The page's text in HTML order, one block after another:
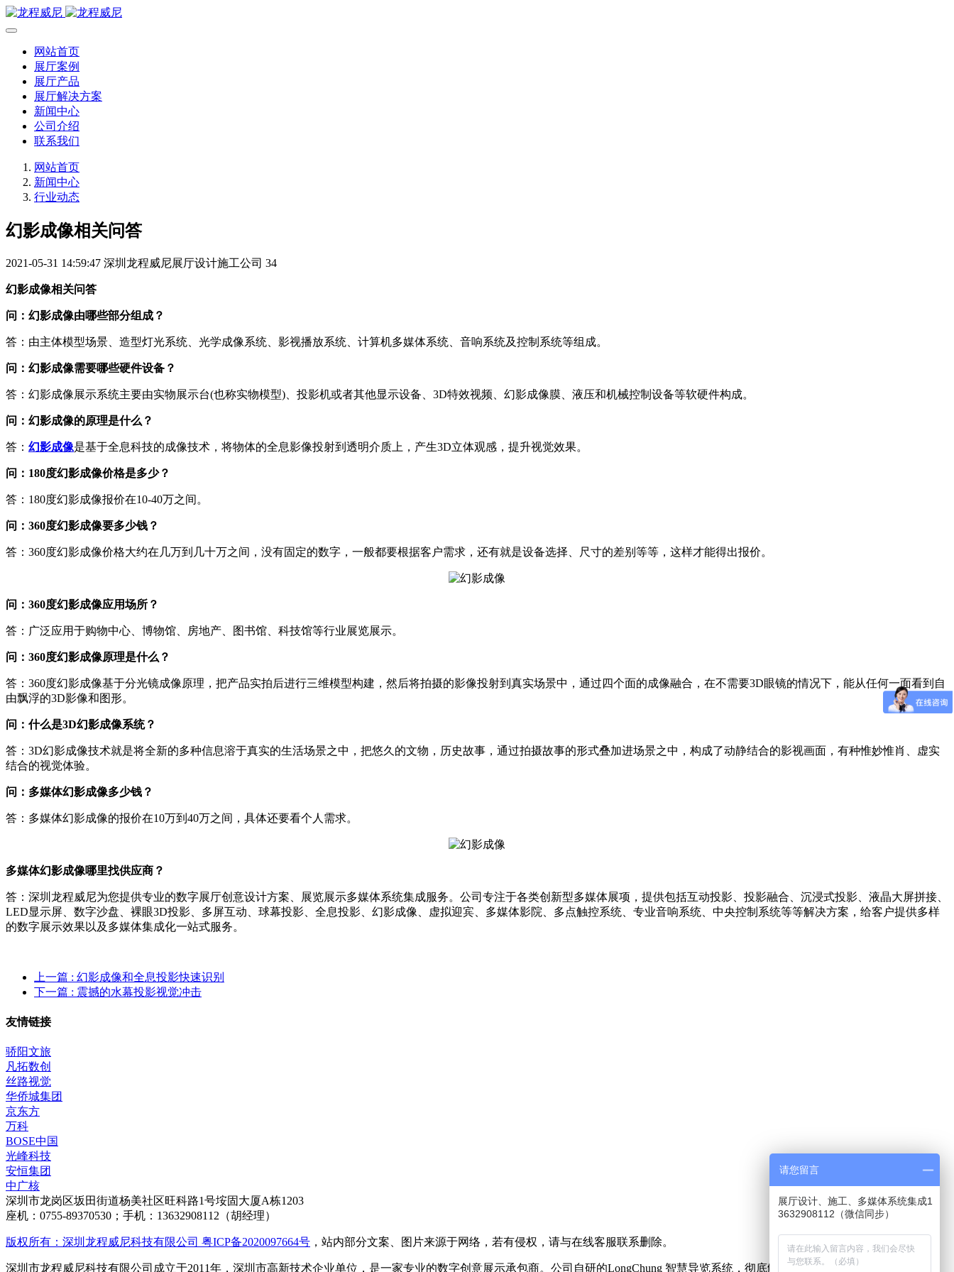
网站首页
展厅案例
展厅产品
展厅解决方案
新闻中心
公司介绍
联系我们
网站首页
新闻中心
行业动态
幻影成像相关问答
2021-05-31 14:59:47 深圳龙程威尼展厅设计施工公司 34
幻影成像相关问答
问：幻影成像由哪些部分组成？
答：由主体模型场景、造型灯光系统、光学成像系统、影视播放系统、计算机多媒体系统、音响系统及控制系统等组成。
问：幻影成像需要哪些硬件设备？
答：幻影成像展示系统主要由实物展示台(也称实物模型)、投影机或者其他显示设备、3D特效视频、幻影成像膜、液压和机械控制设备等软硬件构成。
问：幻影成像的原理是什么？
答： 幻影成像是基于全息科技的成像技术，将物体的全息影像投射到透明介质上，产生3D立体观感，提升视觉效果。
问：180度幻影成像价格是多少？
答：180度幻影成像报价在10-40万之间。
问：360度幻影成像要多少钱？
答：360度幻影成像价格大约在几万到几十万之间，没有固定的数字，一般都要根据客户需求，还有就是设备选择、尺寸的差别等等，这样才能得出报价。
问：360度幻影成像应用场所？
答：广泛应用于购物中心、博物馆、房地产、图书馆、科技馆等行业展览展示。
问：360度幻影成像原理是什么？
答：360度幻影成像基于分光镜成像原理，把产品实拍后进行三维模型构建，然后将拍摄的影像投射到真实场景中，通过四个面的成像融合，在不需要3D眼镜的情况下，能从任何一面看到自
由飘浮的3D影像和图形。
问：什么是3D幻影成像系统？
答：3D幻影成像技术就是将全新的多种信息溶于真实的生活场景之中，把悠久的文物，历史故事，通过拍摄故事的形式叠加进场景之中，构成了动静结合的影视画面，有种惟妙惟肖、虚实
结合的视觉体验。
问：多媒体幻影成像多少钱？
答：多媒体幻影成像的报价在10万到40万之间，具体还要看个人需求。
多媒体幻影成像哪里找供应商？
答：深圳龙程威尼为您提供专业的数字展厅创意设计方案、展览展示多媒体系统集成服务。公司专注于各类创新型多媒体展项，提供包括互动投影、投影融合、沉浸式投影、液晶大屏拼接、
LED显示屏、数字沙盘、裸眼3D投影、多屏互动、球幕投影、全息投影、幻影成像、虚拟迎宾、多媒体影院、多点触控系统、专业音响系统、中央控制系统等等解决方案，给客户提供多样
的数字展示效果以及多媒体集成化一站式服务。
上一篇 : 幻影成像和全息投影快速识别
下一篇 : 震撼的水幕投影视觉冲击
友情链接
骄阳文旅
凡拓数创
丝路视觉
华侨城集团
京东方
万科
BOSE中国
光峰科技
安恒集团
中广核
深圳市龙岗区坂田街道杨美社区旺科路1号垵固大厦A栋1203
座机：0755-89370530；手机：13632908112（胡经理）
版权所有：深圳龙程威尼科技有限公司 粤ICP备2020097664号 ，站内部分文案、图片来源于网络，若有侵权，请与在线客服联系删除。
深圳市龙程威尼科技有限公司成立于2011年，深圳市高新技术企业单位，是一家专业的数字创意展示承包商。公司自研的LongChung 智慧导览系统，彻底解决了传统所有导览系统无法克服
请您留言
展厅设计、施工、多媒体系统集成1
3632908112（微信同步）